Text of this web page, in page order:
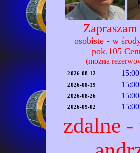
osobiste - w
pok.105
(można
2026-08-12 15:00
2026-08-19 15:00
2026-08-26 15:00
2026-09-02 15:00
zdalne -